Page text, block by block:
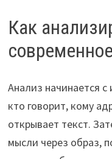
Как
Анализ начинается
кто говорит, кому
открывает текст.
мысли через образ,